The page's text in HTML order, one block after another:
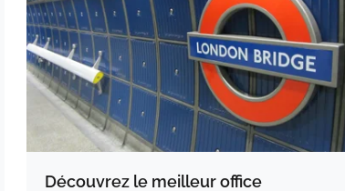
Découvrez le meilleur office